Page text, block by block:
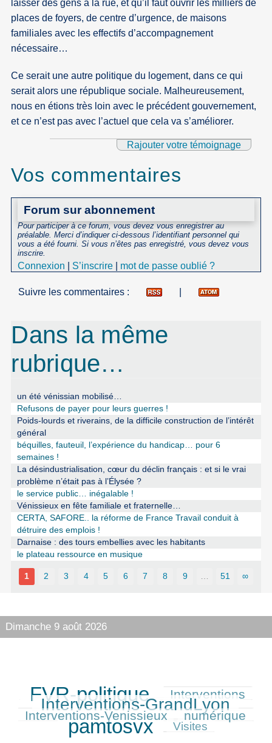
laisser des gens à la rue, et qu’il faut ouvrir les milliers de
places de foyers, de centre d’urgence, de maisons
familiales avec les effectifs d’accompagnement
nécessaire…
Ce serait une autre politique du logement, dans ce qui
serait alors une république sociale. Malheureusement,
nous en étions très loin avec le précédent gouvernement,
et ce n’est pas avec l’actuel que cela va s’améliorer.
Rajouter votre témoignage
Vos commentaires
Forum sur abonnement
Pour participer à ce forum, vous devez vous enregistrer au
préalable. Merci d’indiquer ci-dessous l’identifiant personnel qui
vous a été fourni. Si vous n’êtes pas enregistré, vous devez vous
inscrire.
Connexion S’inscrire mot de passe oublié ?
Suivre les commentaires :
Dans la même
rubrique…
un été vénissian mobilisé…
Refusons de payer pour leurs guerres !
Poids-lourds et riverains, de la difficile construction de l’intérêt
général
béquilles, fauteuil, l’expérience du handicap… pour 6
semaines !
La désindustrialisation, cœur du déclin français : et si le vrai
problème n’était pas à l’Élysée ?
le service public… inégalable !
Vénissieux en fête familiale et fraternelle…
CERTA, SAFORE.. la réforme de France Travail conduit à
détruire des emplois !
Darnaise : des tours embellies avec les habitants
le plateau ressource en musique
1 2 3 4 5 6 7 8 9 … 51 ∞
Dimanche 9 août 2026
658/691
FVR-politique
305/691 Interventions
496/691
Interventions-GrandLyon
285/691
Interventions-Venissieux
278/691 numérique
691/691
pamtosvx Visites